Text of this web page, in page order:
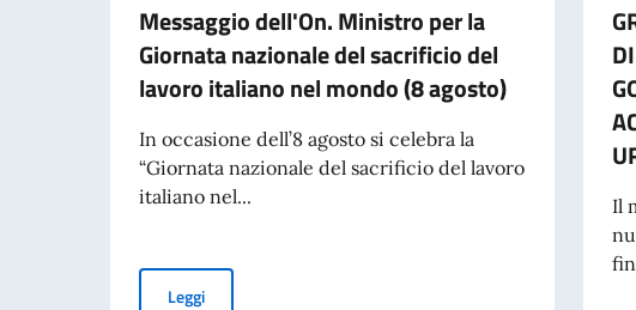
Messaggio dell'On. Ministro per la
Giornata nazionale del sacrificio del
lavoro italiano nel mondo (8 agosto)
In occasione dell’8 agosto si celebra la
“Giornata nazionale del sacrificio del lavoro
italiano nel...
LeggiMessaggio dell'On. Ministro per la Giornata nazionale del
Il